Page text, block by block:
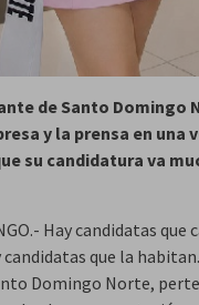
de Santo Domingo
y la prensa en una
su candidatura va
Hay candidatas que
candidatas que la
Domingo Norte,